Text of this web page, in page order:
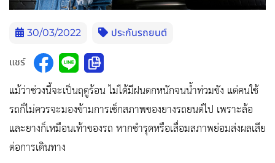
30/03/2022 ประกันรถยนต์
แชร์
แม้ว่าช่วงนี้จะเป็นฤดูร้อน ไม่ได้มีฝนตกหนักจนน้ำท่วมขัง แต่คนใช้
รถก็ไม่ควรจะมองข้ามการเช็กสภาพของยางรถยนต์ไป เพราะล้อ
และยางก็เหมือนเท้าของรถ หากชำรุดหรือเสื่อมสภาพย่อมส่งผลเสีย
ต่อการเดินทาง